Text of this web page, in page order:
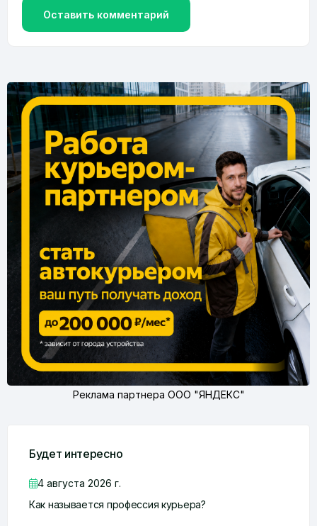
Оставить комментарий
Реклама партнера ООО "ЯНДЕКС"
Будет интересно
4 августа 2026 г.
Как называется профессия курьера?